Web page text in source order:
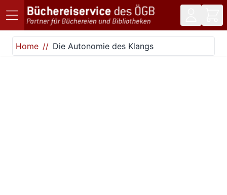
Direkt zum Inhalt
Home
Die Autonomie des Klangs